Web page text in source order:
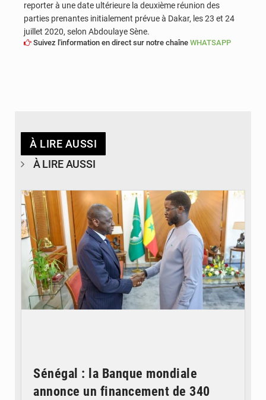
reporter à une date ultérieure la deuxième réunion des
parties prenantes initialement prévue à Dakar, les 23 et 24
juillet 2020, selon Abdoulaye Sène.
Suivez l'information en direct sur notre chaîne WHATSAPP
À LIRE AUSSI
À LIRE AUSSI
Sénégal : la Banque mondiale
annonce un financement de 340